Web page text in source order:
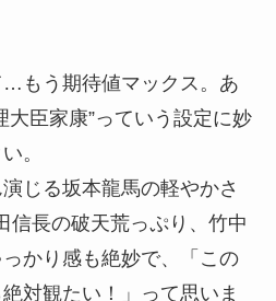
もう期待値マックス。あ
大臣家康”っていう設定に妙
。
じる坂本龍馬の軽やかさ
信長の破天荒っぷり、竹中
かり感も絶妙で、「この
対観たい！」って思いま